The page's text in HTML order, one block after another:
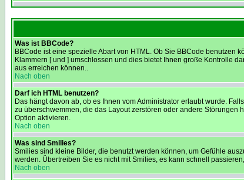
Was ist BBCode?
BBCode ist eine spezielle Abart von HTML. Ob Sie BBCode benutzen
Klammern [ und ] umschlossen und dies bietet Ihnen große Kontrolle
aus erreichen können..
Nach oben
Darf ich HTML benutzen?
Das hängt davon ab, ob es Ihnen vom Administrator erlaubt wurde.
zu überschwemmen, die das Layout zerstören oder andere
Option aktivieren.
Nach oben
Was sind Smilies?
Smilies sind kleine Bilder, die benutzt werden können, um Gefühle
werden. Übertreiben Sie es nicht mit Smilies, es kann schnell
Nach oben